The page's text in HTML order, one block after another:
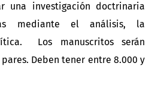
una investigación doctrinaria
mediante el análisis, la
Los manuscritos serán
Deben tener entre 8.000 y